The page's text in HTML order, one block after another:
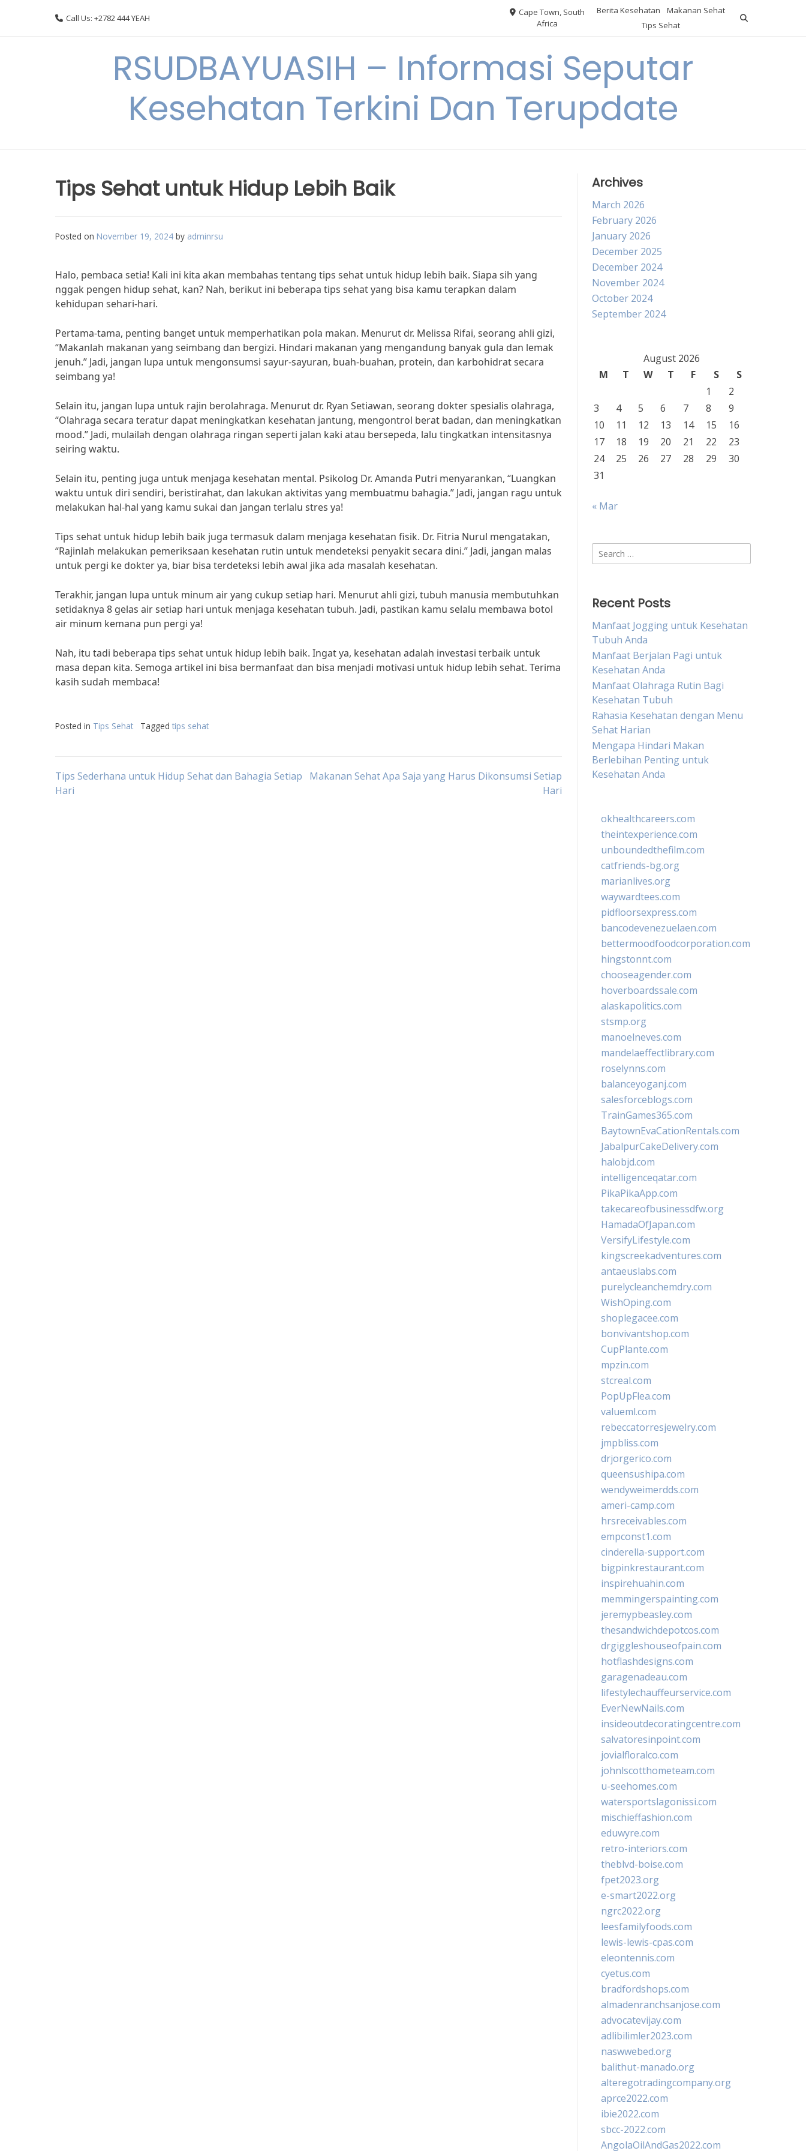
Call Us: +2782 444 YEAH
Cape Town, South
Africa
Berita Kesehatan
Makanan Sehat
Tips Sehat
RSUDBAYUASIH – Informasi Seputar
Kesehatan Terkini Dan Terupdate
Tips Sehat untuk Hidup Lebih Baik
Posted on November 19, 2024 by adminrsu
Halo, pembaca setia! Kali ini kita akan membahas tentang tips sehat untuk hidup lebih baik. Siapa sih yang
nggak pengen hidup sehat, kan? Nah, berikut ini beberapa tips sehat yang bisa kamu terapkan dalam
kehidupan sehari-hari.
Pertama-tama, penting banget untuk memperhatikan pola makan. Menurut dr. Melissa Rifai, seorang ahli gizi,
“Makanlah makanan yang seimbang dan bergizi. Hindari makanan yang mengandung banyak gula dan lemak
jenuh.” Jadi, jangan lupa untuk mengonsumsi sayur-sayuran, buah-buahan, protein, dan karbohidrat secara
seimbang ya!
Selain itu, jangan lupa untuk rajin berolahraga. Menurut dr. Ryan Setiawan, seorang dokter spesialis olahraga,
“Olahraga secara teratur dapat meningkatkan kesehatan jantung, mengontrol berat badan, dan meningkatkan
mood.” Jadi, mulailah dengan olahraga ringan seperti jalan kaki atau bersepeda, lalu tingkatkan intensitasnya
seiring waktu.
Selain itu, penting juga untuk menjaga kesehatan mental. Psikolog Dr. Amanda Putri menyarankan, “Luangkan
waktu untuk diri sendiri, beristirahat, dan lakukan aktivitas yang membuatmu bahagia.” Jadi, jangan ragu untuk
melakukan hal-hal yang kamu sukai dan jangan terlalu stres ya!
Tips sehat untuk hidup lebih baik juga termasuk dalam menjaga kesehatan fisik. Dr. Fitria Nurul mengatakan,
“Rajinlah melakukan pemeriksaan kesehatan rutin untuk mendeteksi penyakit secara dini.” Jadi, jangan malas
untuk pergi ke dokter ya, biar bisa terdeteksi lebih awal jika ada masalah kesehatan.
Terakhir, jangan lupa untuk minum air yang cukup setiap hari. Menurut ahli gizi, tubuh manusia membutuhkan
setidaknya 8 gelas air setiap hari untuk menjaga kesehatan tubuh. Jadi, pastikan kamu selalu membawa botol
air minum kemana pun pergi ya!
Nah, itu tadi beberapa tips sehat untuk hidup lebih baik. Ingat ya, kesehatan adalah investasi terbaik untuk
masa depan kita. Semoga artikel ini bisa bermanfaat dan bisa menjadi motivasi untuk hidup lebih sehat. Terima
kasih sudah membaca!
Posted in Tips Sehat Tagged tips sehat
Post
Tips Sederhana untuk Hidup Sehat dan Bahagia Setiap
Hari
Makanan Sehat Apa Saja yang Harus Dikonsumsi Setiap
Hari
Archives
March 2026
February 2026
January 2026
December 2025
December 2024
November 2024
October 2024
September 2024
August 2026
M
T W T F S
S
1
2
3
4 5 6 7 8
9
10
11 12 13 14 15
16
17
18 19 20 21 22
23
24
25 26 27 28 29
30
31
« Mar
Search
for:
Recent Posts
Manfaat Jogging untuk Kesehatan
Tubuh Anda
Manfaat Berjalan Pagi untuk
Kesehatan Anda
Manfaat Olahraga Rutin Bagi
Kesehatan Tubuh
Rahasia Kesehatan dengan Menu
Sehat Harian
Mengapa Hindari Makan
Berlebihan Penting untuk
Kesehatan Anda
okhealthcareers.com
theintexperience.com
unboundedthefilm.com
catfriends-bg.org
marianlives.org
waywardtees.com
pidfloorsexpress.com
bancodevenezuelaen.com
bettermoodfoodcorporation.com
hingstonnt.com
chooseagender.com
hoverboardssale.com
alaskapolitics.com
stsmp.org
manoelneves.com
mandelaeffectlibrary.com
roselynns.com
balanceyoganj.com
salesforceblogs.com
TrainGames365.com
BaytownEvaCationRentals.com
JabalpurCakeDelivery.com
halobjd.com
intelligenceqatar.com
PikaPikaApp.com
takecareofbusinessdfw.org
HamadaOfJapan.com
VersifyLifestyle.com
kingscreekadventures.com
antaeuslabs.com
purelycleanchemdry.com
WishOping.com
shoplegacee.com
bonvivantshop.com
CupPlante.com
mpzin.com
stcreal.com
PopUpFlea.com
valueml.com
rebeccatorresjewelry.com
jmpbliss.com
drjorgerico.com
queensushipa.com
wendyweimerdds.com
ameri-camp.com
hrsreceivables.com
empconst1.com
cinderella-support.com
bigpinkrestaurant.com
inspirehuahin.com
memmingerspainting.com
jeremypbeasley.com
thesandwichdepotcos.com
drgiggleshouseofpain.com
hotflashdesigns.com
garagenadeau.com
lifestylechauffeurservice.com
EverNewNails.com
insideoutdecoratingcentre.com
salvatoresinpoint.com
jovialfloralco.com
johnlscotthometeam.com
u-seehomes.com
watersportslagonissi.com
mischieffashion.com
eduwyre.com
retro-interiors.com
theblvd-boise.com
fpet2023.org
e-smart2022.org
ngrc2022.org
leesfamilyfoods.com
lewis-lewis-cpas.com
eleontennis.com
cyetus.com
bradfordshops.com
almadenranchsanjose.com
advocatevijay.com
adlibilimler2023.com
naswwebed.org
balithut-manado.org
alteregotradingcompany.org
aprce2022.com
ibie2022.com
sbcc-2022.com
AngolaOilAndGas2022.com